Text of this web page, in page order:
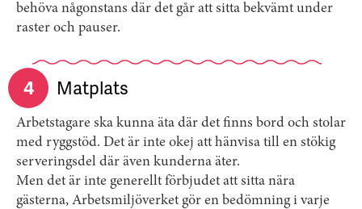
behöva någonstans där det går att sitta bekvämt under
raster och pauser.
4 Matplats
Arbetstagare ska kunna äta där det finns bord och stolar
med ryggstöd. Det är inte okej att hänvisa till en stökig
serveringsdel där även kunderna äter.
Men det är inte generellt förbjudet att sitta nära
gästerna, Arbetsmiljöverket gör en bedömning i varje